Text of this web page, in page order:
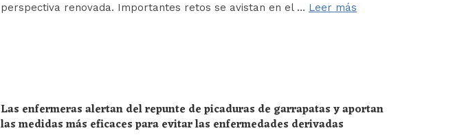
perspectiva renovada. Importantes retos se avistan en el … Leer más
Las enfermeras alertan del repunte de picaduras de garrapatas y aportan
las medidas más eficaces para evitar las enfermedades derivadas